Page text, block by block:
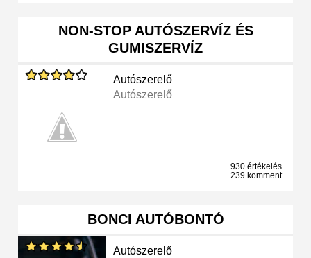
NON-STOP AUTÓSZERVÍZ ÉS
GUMISZERVÍZ
Autószerelő
Autószerelő
930 értékelés
239 komment
BONCI AUTÓBONTÓ
Autószerelő